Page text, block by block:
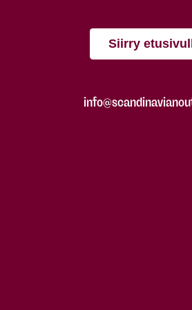
Siirry